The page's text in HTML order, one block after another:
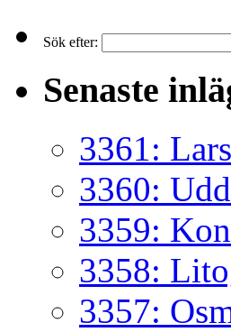
Sök efter:
Senaste
3361:
3360:
3359:
3358:
3357: